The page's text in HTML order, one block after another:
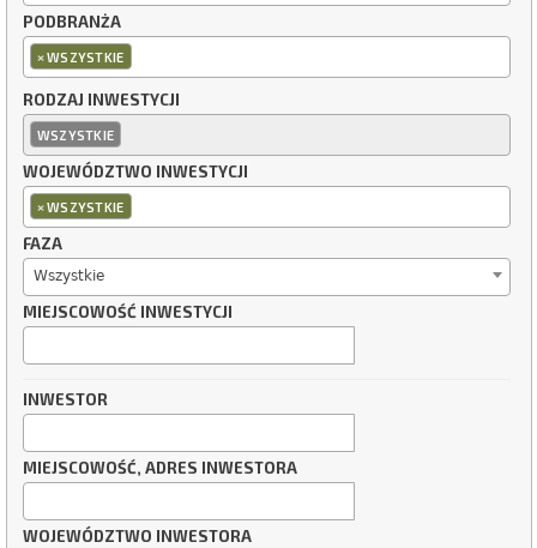
PODBRANŻA
×WSZYSTKIE
RODZAJ INWESTYCJI
WSZYSTKIE
WOJEWÓDZTWO INWESTYCJI
×WSZYSTKIE
FAZA
Wszystkie
MIEJSCOWOŚĆ INWESTYCJI
INWESTOR
MIEJSCOWOŚĆ, ADRES INWESTORA
WOJEWÓDZTWO INWESTORA